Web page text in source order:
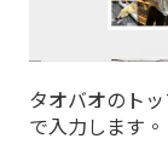
タオバオのト
で入力します。